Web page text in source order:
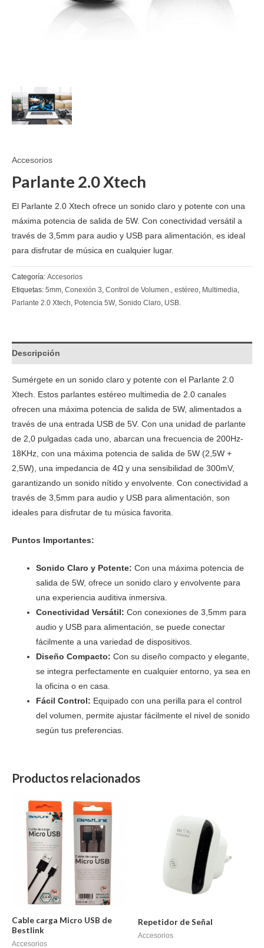
Accesorios
Parlante 2.0 Xtech
El Parlante 2.0 Xtech ofrece un sonido claro y potente con una
máxima potencia de salida de 5W. Con conectividad versátil a
través de 3,5mm para audio y USB para alimentación, es ideal
para disfrutar de música en cualquier lugar.
Categoría: Accesorios
Etiquetas: 5mm, Conexión 3, Control de Volumen., estéreo, Multimedia,
Parlante 2.0 Xtech, Potencia 5W, Sonido Claro, USB.
Descripción
Sumérgete en un sonido claro y potente con el Parlante 2.0
Xtech. Estos parlantes estéreo multimedia de 2.0 canales
ofrecen una máxima potencia de salida de 5W, alimentados a
través de una entrada USB de 5V. Con una unidad de parlante
de 2,0 pulgadas cada uno, abarcan una frecuencia de 200Hz-
18KHz, con una máxima potencia de salida de 5W (2,5W +
2,5W), una impedancia de 4Ω y una sensibilidad de 300mV,
garantizando un sonido nítido y envolvente. Con conectividad a
través de 3,5mm para audio y USB para alimentación, son
ideales para disfrutar de tu música favorita.
Puntos Importantes:
Sonido Claro y Potente: Con una máxima potencia de
salida de 5W, ofrece un sonido claro y envolvente para
una experiencia auditiva inmersiva.
Conectividad Versátil: Con conexiones de 3,5mm para
audio y USB para alimentación, se puede conectar
fácilmente a una variedad de dispositivos.
Diseño Compacto: Con su diseño compacto y elegante,
se integra perfectamente en cualquier entorno, ya sea en
la oficina o en casa.
Fácil Control: Equipado con una perilla para el control
del volumen, permite ajustar fácilmente el nivel de sonido
según tus preferencias.
Productos relacionados
Cable carga Micro USB de
Bestlink
Accesorios
Repetidor de Señal
Accesorios